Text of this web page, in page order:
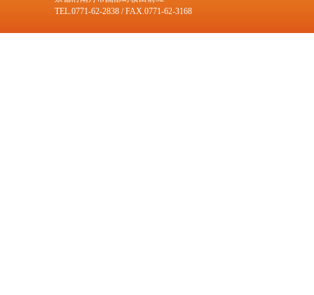
TEL.0771-62-2838 / FAX.0771-62-3168